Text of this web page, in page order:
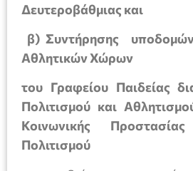
Δευτεροβάθμιας και
β) Συντήρησης
Αθλητικών Χώρων
του Γραφείου Παιδείας
Πολιτισμού και
Κοινωνικής
Πολιτισμού